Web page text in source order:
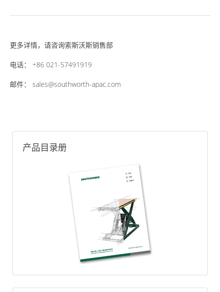
更多详情，请咨询索斯沃斯销售部
电话： +86 021-57491919
邮件： sales@southworth-apac.com
产品目录册